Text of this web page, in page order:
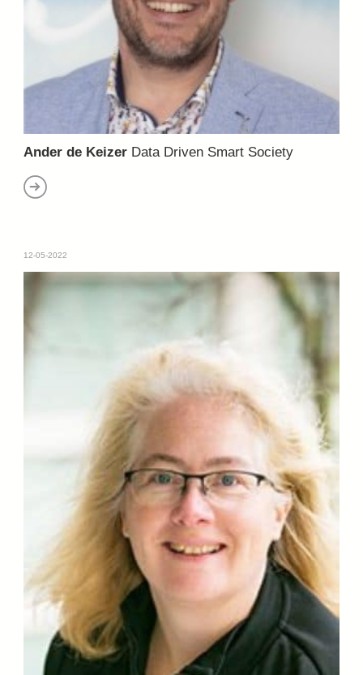
Ander de Keizer Data Driven Smart Society
12-05-2022